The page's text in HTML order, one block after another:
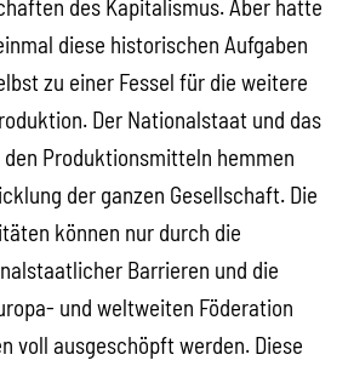
des Kapitalismus. Aber hatte
diese historischen Aufgaben
zu einer Fessel für die weitere
Der Nationalstaat und das
Produktionsmitteln hemmen
der ganzen Gesellschaft. Die
können nur durch die
Barrieren und die
und weltweiten Föderation
voll ausgeschöpft werden. Diese